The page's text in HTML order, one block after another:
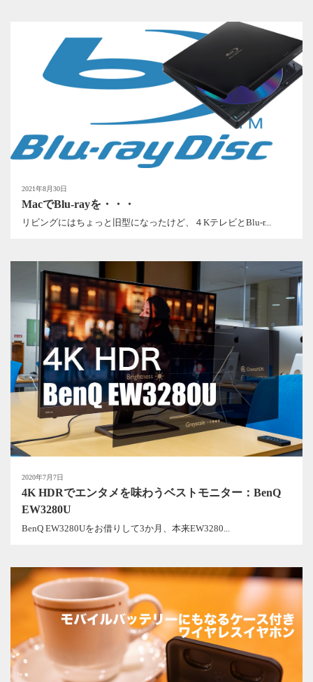
2021年8月30日
MacでBlu-rayを・・・
リビングにはちょっと旧型になったけど、４KテレビとBlu-r...
2020年7月7日
4K HDRでエンタメを味わうベストモニター：BenQ
EW3280U
BenQ EW3280Uをお借りして3か月、本来EW3280...